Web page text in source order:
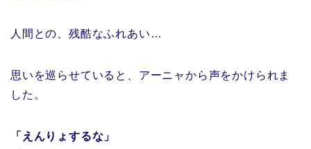
人間との、残酷なふれあい…
思いを巡らせていると、アーニャから声をかけられま
した。
「えんりょするな」